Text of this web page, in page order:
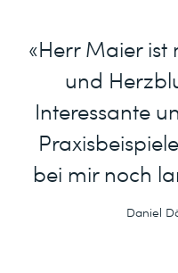
«Herr Maier
und
Interessante
bei mir noch
Daniel